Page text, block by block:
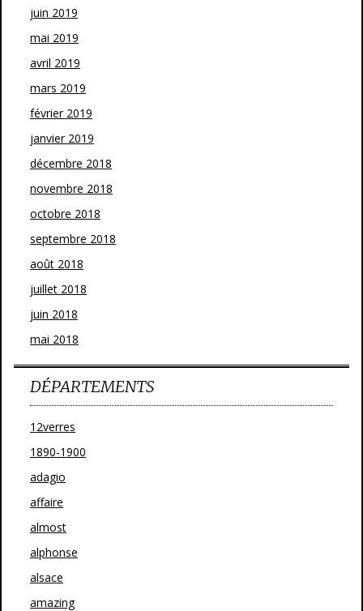
juin 2019
mai 2019
avril 2019
mars 2019
février 2019
janvier 2019
décembre 2018
novembre 2018
octobre 2018
septembre 2018
août 2018
juillet 2018
juin 2018
mai 2018
DÉPARTEMENTS
12verres
1890-1900
adagio
affaire
almost
alphonse
alsace
amazing